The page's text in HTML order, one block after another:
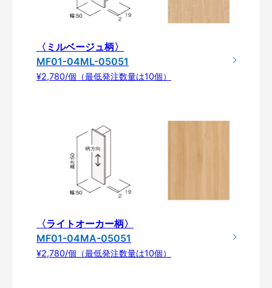
〈ミルベージュ柄〉
MF01-04ML-05051
¥2,780/個（最低発注数量は10個）
〈ライトオーカー柄〉
MF01-04MA-05051
¥2,780/個（最低発注数量は10個）